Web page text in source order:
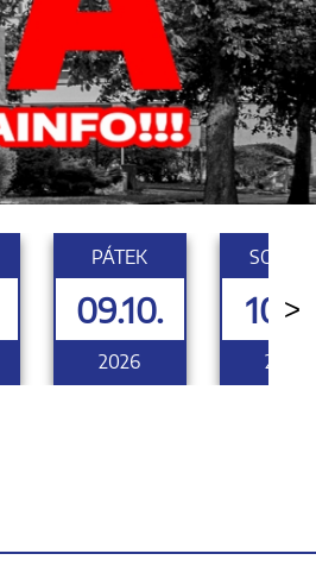
PÁTEK
09.10.
2026 2026
>